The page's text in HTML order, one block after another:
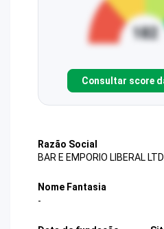
Consultar score
Razão Social
BAR E EMPORIO LIBERAL
Nome Fantasia
-